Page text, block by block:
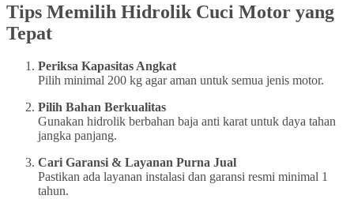
Tips Memilih Hidrolik Cuci Motor yang
Tepat
Periksa Kapasitas Angkat
Pilih minimal 200 kg agar aman untuk semua jenis motor.
Pilih Bahan Berkualitas
Gunakan hidrolik berbahan baja anti karat untuk daya tahan
jangka panjang.
Cari Garansi & Layanan Purna Jual
Pastikan ada layanan instalasi dan garansi resmi minimal 1
tahun.